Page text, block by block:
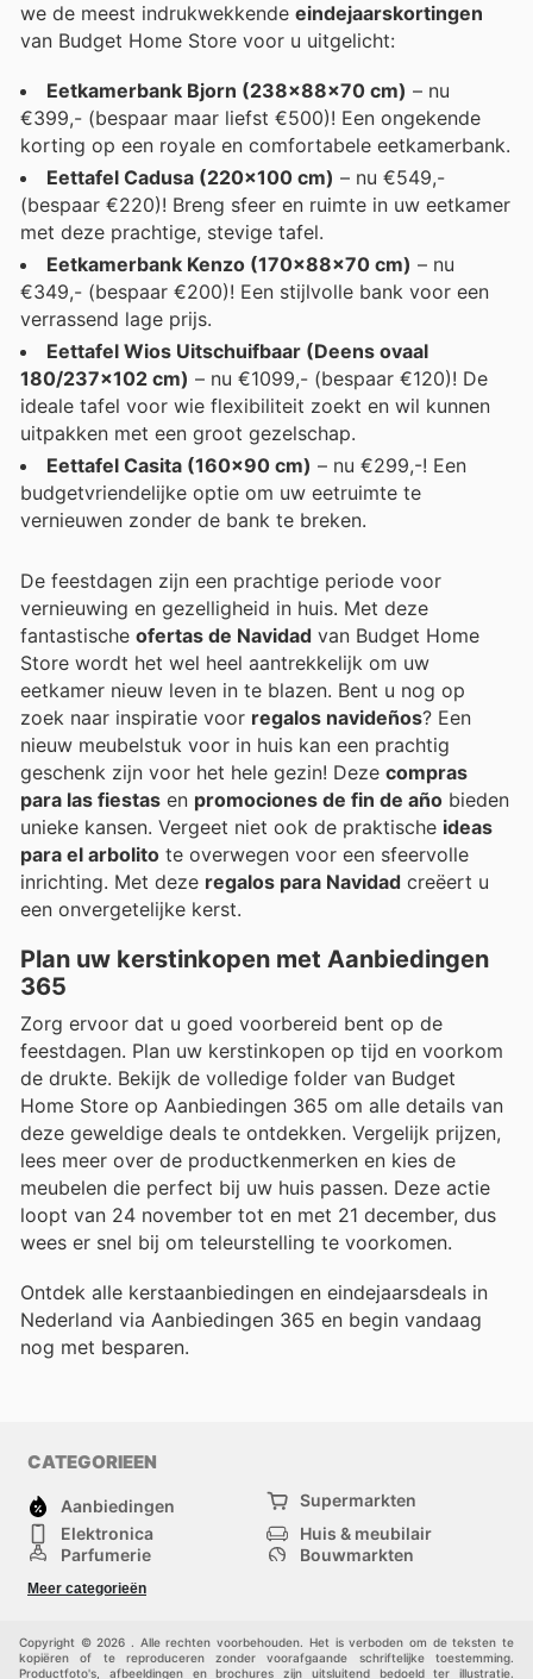
we de meest indrukwekkende eindejaarskortingen
van Budget Home Store voor u uitgelicht:
Eetkamerbank Bjorn (238x88x70 cm) – nu
€399,- (bespaar maar liefst €500)! Een ongekende
korting op een royale en comfortabele eetkamerbank.
Eettafel Cadusa (220x100 cm) – nu €549,-
(bespaar €220)! Breng sfeer en ruimte in uw eetkamer
met deze prachtige, stevige tafel.
Eetkamerbank Kenzo (170x88x70 cm) – nu
€349,- (bespaar €200)! Een stijlvolle bank voor een
verrassend lage prijs.
Eettafel Wios Uitschuifbaar (Deens ovaal
180/237x102 cm) – nu €1099,- (bespaar €120)! De
ideale tafel voor wie flexibiliteit zoekt en wil kunnen
uitpakken met een groot gezelschap.
Eettafel Casita (160x90 cm) – nu €299,-! Een
budgetvriendelijke optie om uw eetruimte te
vernieuwen zonder de bank te breken.
De feestdagen zijn een prachtige periode voor
vernieuwing en gezelligheid in huis. Met deze
fantastische ofertas de Navidad van Budget Home
Store wordt het wel heel aantrekkelijk om uw
eetkamer nieuw leven in te blazen. Bent u nog op
zoek naar inspiratie voor regalos navideños? Een
nieuw meubelstuk voor in huis kan een prachtig
geschenk zijn voor het hele gezin! Deze compras
para las fiestas en promociones de fin de año bieden
unieke kansen. Vergeet niet ook de praktische ideas
para el arbolito te overwegen voor een sfeervolle
inrichting. Met deze regalos para Navidad creëert u
een onvergetelijke kerst.
Plan uw kerstinkopen met Aanbiedingen
365
Zorg ervoor dat u goed voorbereid bent op de
feestdagen. Plan uw kerstinkopen op tijd en voorkom
de drukte. Bekijk de volledige folder van Budget
Home Store op Aanbiedingen 365 om alle details van
deze geweldige deals te ontdekken. Vergelijk prijzen,
lees meer over de productkenmerken en kies de
meubelen die perfect bij uw huis passen. Deze actie
loopt van 24 november tot en met 21 december, dus
wees er snel bij om teleurstelling te voorkomen.
Ontdek alle kerstaanbiedingen en eindejaarsdeals in
Nederland via Aanbiedingen 365 en begin vandaag
nog met besparen.
CATEGORIEEN
Aanbiedingen
Supermarkten
Elektronica
Huis & meubilair
Parfumerie
Bouwmarkten
Kinderen
Meer categorieën
Copyright © 2026 . Alle rechten voorbehouden. Het is verboden om de teksten te
kopiëren of te reproduceren zonder voorafgaande schriftelijke toestemming.
Productfoto's, afbeeldingen en brochures zijn uitsluitend bedoeld ter illustratie.